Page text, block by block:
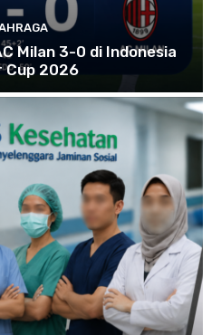
Milan 3-0 di Indonesia
Cup 2026